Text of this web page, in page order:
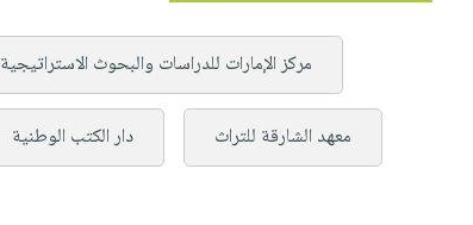
مركز الإمارات للدراسات والبحوث الاستراتيجية
معهد الشارقة للتراث دار الكتب الوطنية